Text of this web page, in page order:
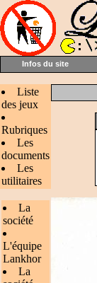
Infos du site
Liste
des jeux
Rubriques
Les
documents
Les
utilitaires
La
société
L'équipe
Lankhor
La